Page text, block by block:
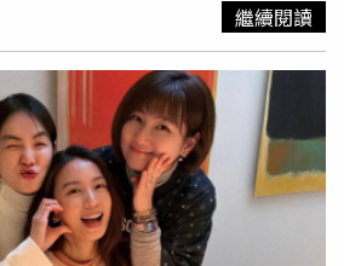
不懂理財。如果收入穩定、已備妥緊
利率債務，同時具備長期投資能力，
資金投入其他用途，確實可能提高整
入波動大、房貸已占家庭支出很高比
恐慌賣出，提前償還部分本金，反而
身財務狀況的選擇。短影音只需要30
太早還房貸」。但專家提醒，真正沒
不是數學，而是現金流；投資考驗
對粉絲的
，也讓ONEDOOR更
到來。《BOYNEXTDOOR TOUR
TAIPEI》加場門票預計於8月9日
系統開賣，門票分為VIP搖滾站區
、VIP通行證、抽選親簽海報30
$5980元、$5280元、$4980元、
售票詳情請洽主辦單位遠雄創藝官方
計畫缺乏法源與位階：失智政策需要
走失預防涉及警政、社政與衛政。現
會工作項目與管考機制，但其性質
成法律明定的國家義務、權益保障及
系無法單獨承擔失智症的多元課題：
也涉及就業、教育、金融安全、司法
共服務，需要建立跨部會、跨生命歷
文俊表示，協會主張應儘速完成
繼續閱讀